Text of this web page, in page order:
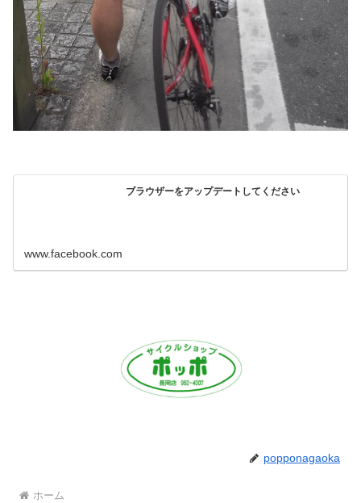
ブラウザーをアップデートしてください
www.facebook.com
popponagaoka
ホーム